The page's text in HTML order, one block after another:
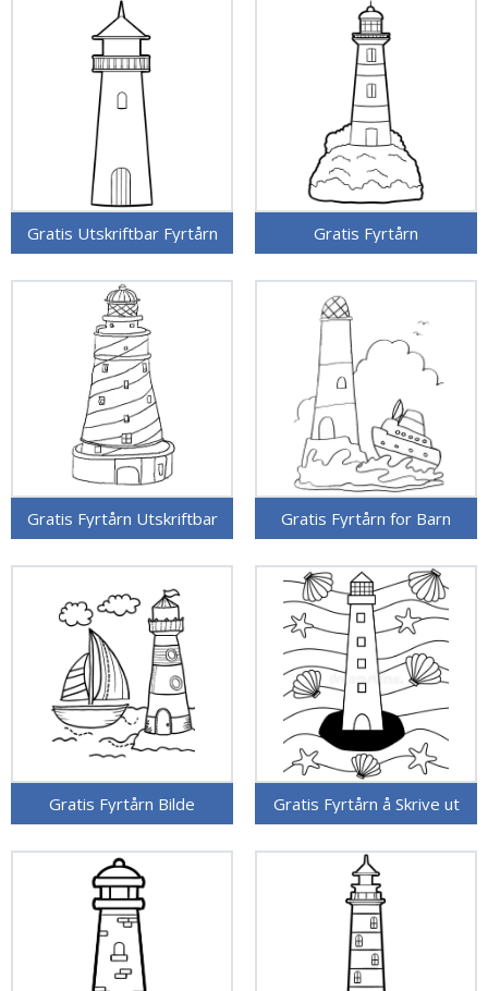
Gratis Utskriftbar Fyrtårn Gratis Fyrtårn
Gratis Fyrtårn Utskriftbar Gratis Fyrtårn for Barn
Gratis Fyrtårn Bilde Gratis Fyrtårn å Skrive ut